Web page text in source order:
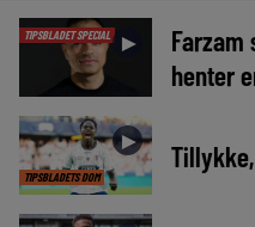
TIPSBLADET SPECIAL ►
Farzam
henter
TIPSBLADETS DOM
►